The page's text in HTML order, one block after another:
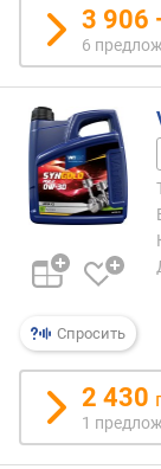
3 906
6
Спросить
2 430
1